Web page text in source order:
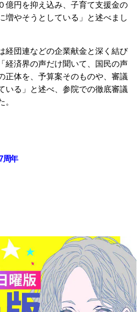
億円を抑え込み、子育て支援金の
増やそうとしている」と述べまし
経団連などの企業献金と深く結び
経済界の声だけ聞いて、国民の声
正体を、予算案そのものや、審議
いる」と述べ、参院での徹底審議
。
周年